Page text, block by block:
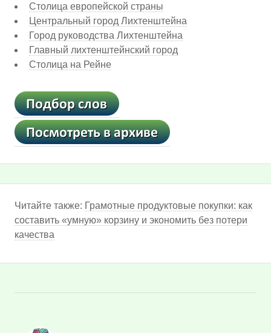
Столица европейской страны
Центральный город Лихтенштейна
Город руководства Лихтенштейна
Главный лихтенштейнский город
Столица на Рейне
Читайте также: Грамотные продуктовые покупки: как
составить «умную» корзину и экономить без потери
качества